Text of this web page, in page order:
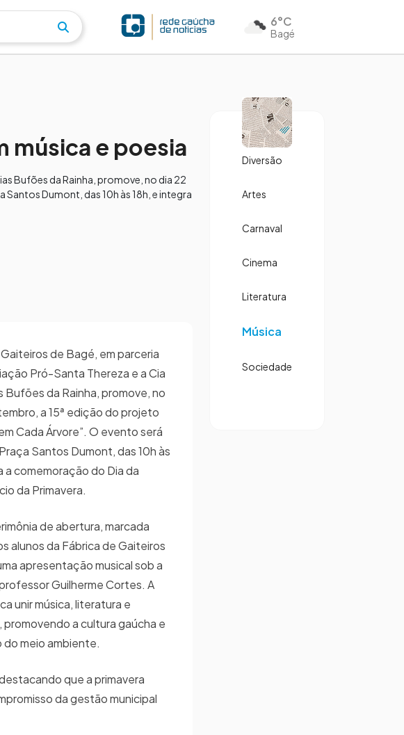
6°C
Bagé
música e poesia
Bufões da Rainha, promove, no dia 22
Dumont, das 10h às 18h, e integra
de Bagé, em parceria
Pró-Santa Thereza e a Cia
Bufões da Rainha, promove, no
a 15ª edição do projeto
Cada Árvore”. O evento será
Santos Dumont, das 10h às
a comemoração do Dia da
da Primavera.
de abertura, marcada
alunos da Fábrica de Gaiteiros
apresentação musical sob a
Guilherme Cortes. A
unir música, literatura e
promovendo a cultura gaúcha e
do meio ambiente.
que a primavera
da gestão municipal
Diversão
Artes
Carnaval
Cinema
Literatura
Música
Sociedade